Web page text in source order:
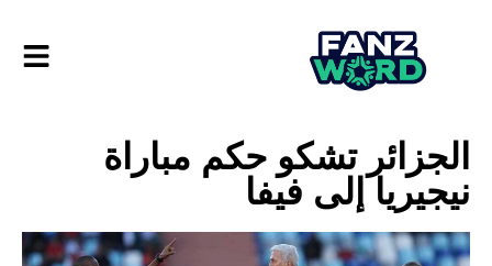
الجزائر تشكو حكم مباراة
نيجيريا إلى فيفا